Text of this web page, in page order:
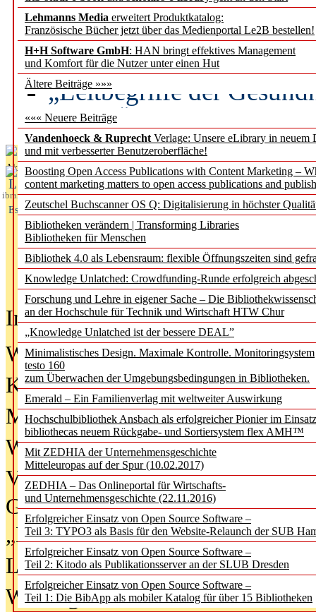
Lehmanns Media erweitert Produktkatalog:
Französische Bücher jetzt über das Medienportal Le2B bestellen!
H+H Software GmbH: HAN bringt effektives Management
und Komfort für die Nutzer unter einen Hut
Ältere Beiträge »»»
««« Neuere Beiträge
Vandenhoeck & Ruprecht Verlage: Unsere eLibrary in neuem
und mit verbesserter Benutzeroberfläche!
Boosting Open Access Publications with Content Marketing –
content marketing matters to open access publications and
Zeutschel Buchscanner OS Q: Digitalisierung in höchster
Bibliotheken verändern | Transforming Libraries
Bibliotheken für Menschen
Bibliothek 4.0 als Lebensraum: flexible Öffnungszeiten sind
Knowledge Unlatched: Crowdfunding-Runde erfolgreich
Forschung und Lehre in eigener Sache – Die
an der Hochschule für Technik und Wirtschaft HTW Chur
„Knowledge Unlatched ist der bessere DEAL”
Minimalistisches Design. Maximale Kontrolle. Monitoringsystem
testo 160
zum Überwachen der Umgebungsbedingungen in Bibliotheken.
Emerald – Ein Familienverlag mit weltweiter Auswirkung
Hochschulbibliothek Ansbach als erfolgreicher Pionier im
bibliothecas neuem Rückgabe- und Sortiersystem flex AMH™
Mit ZEDHIA der Unternehmensgeschichte
Mitteleuropas auf der Spur (10.02.2017)
ZEDHIA – Das Onlineportal für Wirtschafts-
und Unternehmensgeschichte (22.11.2016)
Erfolgreicher Einsatz von Open Source Software –
Teil 3: TYPO3 als Basis für den Website-Relaunch der SUB
Erfolgreicher Einsatz von Open Source Software –
Teil 2: Kitodo als Publikationsserver an der SLUB Dresden
Erfolgreicher Einsatz von Open Source Software –
Teil 1: Die BibApp als mobiler Katalog für über 15 Bibliotheken
Künstliche Intelligenz
besser zu verstehen
„Leitbegriffe der
des BIÖG erscheinen
Aktuelles aus
L
ibrary
Essentials
In der Ausgabe06/2026(August
Was Hochschul­bibliotheken von
Kinder in der digitalen Welt
Metadaten als Infrastruktur
Wenn Bots katalogisieren
Von Abschlusskleidern bis
Geisterjagd-Ausrüstung in der
„Library of Things“ unterwegs
Lesen als Infrastrukturaufgabe
Wie Jugendliche Social Media